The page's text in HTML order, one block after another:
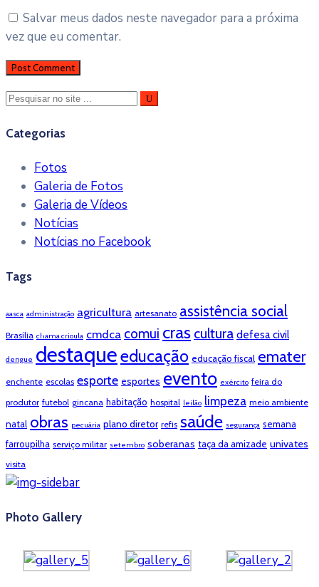
Salvar meus dados neste navegador para a próxima
vez que eu comentar.
Categorias
Fotos
Galeria de Fotos
Galeria de Vídeos
Notícias
Notícias no Facebook
Tags
aasca administração agricultura artesanato assistência social
Brasília chama crioula cmdca comui cras cultura defesa civil
dengue destaqueeducação educação fiscal emater
enchente escolas esporte esportes evento exército feira do
produtor futebol gincana habitação hospital leilão limpeza meio ambiente
natal obras pecuária plano diretor refis saúde segurança semana
farroupilha serviço militar setembro soberanas taça da amizade univates
visita
Photo Gallery